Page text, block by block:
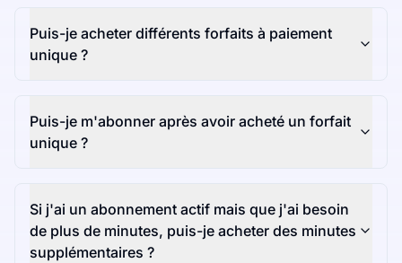
Puis-je acheter différents forfaits à paiement
unique ?
Puis-je m'abonner après avoir acheté un forfait
unique ?
Si j'ai un abonnement actif mais que j'ai besoin
de plus de minutes, puis-je acheter des minutes
supplémentaires ?